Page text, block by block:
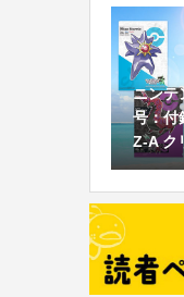
ニンテ
号：付
Z-A ク